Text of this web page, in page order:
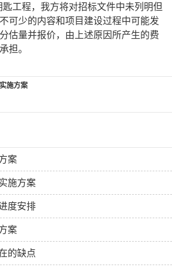
程，我方将对招标文件中未列明但
可少的内容和项目建设过程中可能发
估量并报价，由上述原因所产生的费
担。
施方案
案
施方案
度安排
案
的缺点